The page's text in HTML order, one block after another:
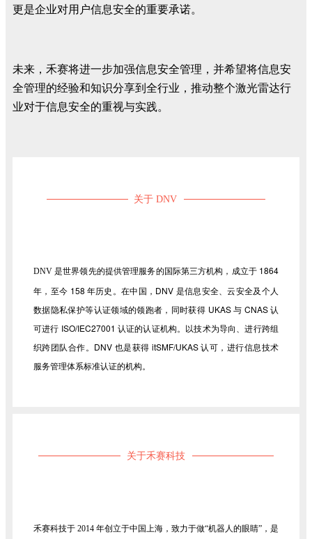
更是企业对用户信息安全的重要承诺。
未来，禾赛将进一步加强信息安全管理，并希望将信息安
全管理的经验和知识分享到全行业，推动整个激光雷达行
业对于信息安全的重视与实践。
关于 DNV
DNV是世界领先的提供管理服务的国际第三方机构，成立于 1864
年，至今 158 年历史。在中国，DNV 是信息安全、云安全及个人
数据隐私保护等认证领域的领跑者，同时获得 UKAS 与 CNAS 认
可进行 ISO/IEC27001 认证的认证机构。以技术为导向、进行跨组
织跨团队合作。DNV 也是获得 itSMF/UKAS 认可，进行信息技术
服务管理体系标准认证的机构。
关于禾赛科技
禾赛科技于 2014 年创立于中国上海，致力于做“机器人的眼睛”，是